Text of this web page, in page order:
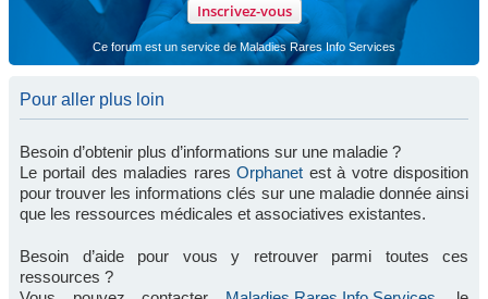
Inscrivez-vous
Ce forum est un service de Maladies Rares Info Services
Pour aller plus loin
Besoin d’obtenir plus d’informations sur une maladie ?
Le portail des maladies raresOrphanet est à votre disposition
pour trouver les informations clés sur une maladie donnée ainsi
que les ressources médicales et associatives existantes.
Besoin d’aide pour vous y retrouver parmi toutes ces
ressources ?